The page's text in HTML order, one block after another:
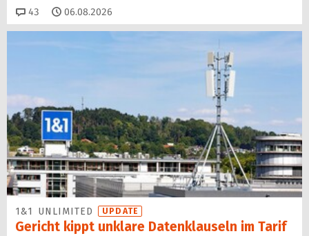
43 Kommentare
06.08.2026
1&1 UNLIMITED UPDATE
Gericht kippt unklare Datenklauseln im Tarif